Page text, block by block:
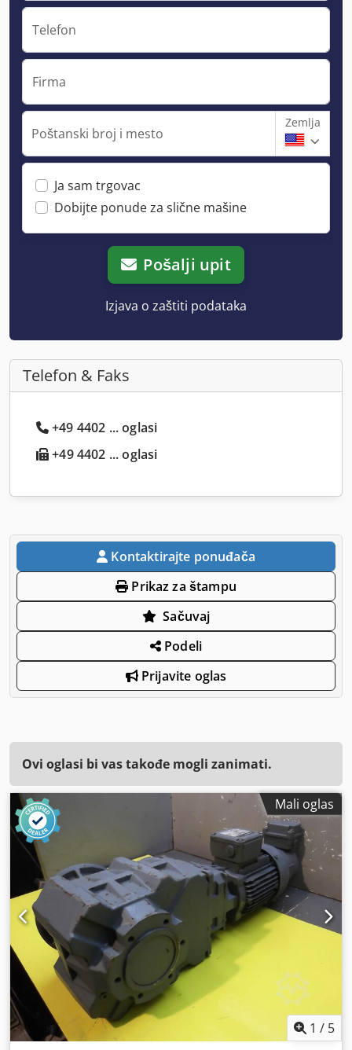
Telefon
Firma
Poštanski broj i mesto
Zemlja
Ja sam trgovac
Dobijte ponude za slične mašine
Pošalji upit
Izjava o zaštiti podataka
Telefon & Faks
+49 4402 ... oglasi
+49 4402 ... oglasi
Kontaktirajte ponuđača
Prikaz za štampu
Sačuvaj
Podeli
Prijavite oglas
Ovi oglasi bi vas takođe mogli zanimati.
Mali oglas
1 / 5